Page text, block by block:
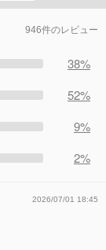
946件のレビュー
38%
52%
9%
2%
2026/07/01 18:45